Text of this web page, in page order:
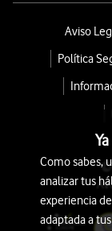
Aviso
Política
©
Como sabes,
analizar tus
experiencia
adaptada a